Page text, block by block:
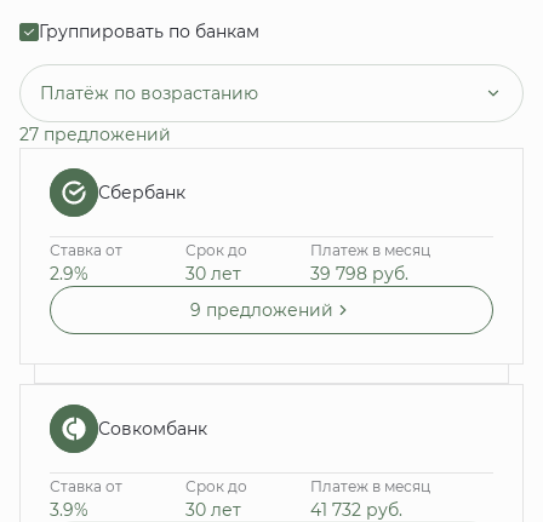
Группировать по банкам
Платёж по возрастанию
27 предложений
Сбербанк
Ставка от
2.9%
Срок до
30 лет
Платеж в месяц
39 798 руб.
9 предложений
Совкомбанк
Ставка от
3.9%
Срок до
30 лет
Платеж в месяц
41 732 руб.